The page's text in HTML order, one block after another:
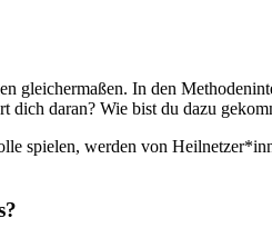
gleichermaßen. In den
dich daran? Wie bist du dazu
spielen, werden von
?